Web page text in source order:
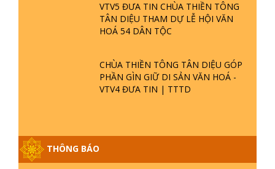
VTV5 ĐƯA TIN CHÙA THIỀN TÔNG
TÂN DIỆU THAM DỰ LỄ HỘI VĂN
HOÁ 54 DÂN TỘC
CHÙA THIỀN TÔNG TÂN DIỆU GÓP
PHẦN GÌN GIỮ DI SẢN VĂN HOÁ -
VTV4 ĐƯA TIN | TTTD
THÔNG BÁO
GIẢI ĐÁP ĐẶC BIỆT P25 - SUỐT 49